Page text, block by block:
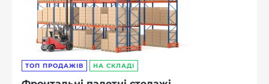
ТОП ПРОДАЖІВ НА СКЛАДІ